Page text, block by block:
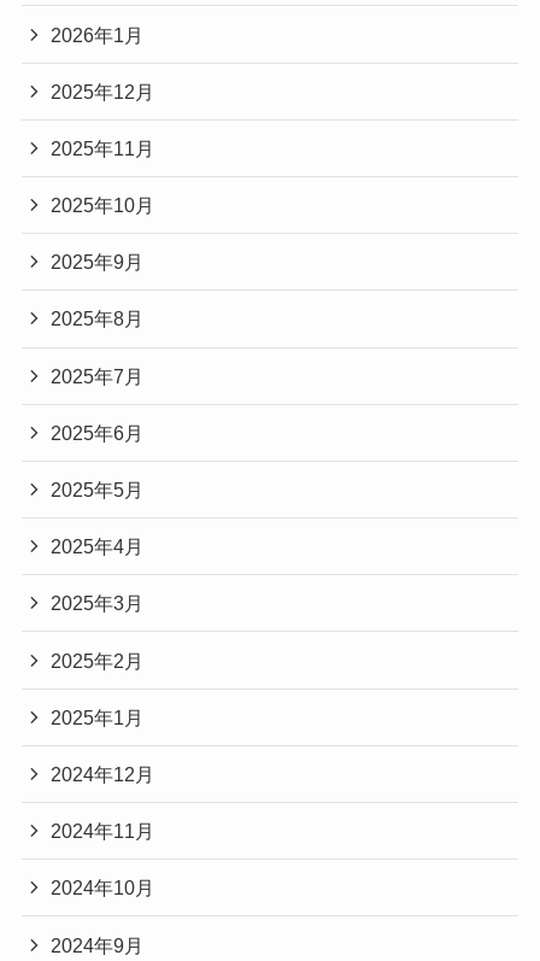
2026年1月
2025年12月
2025年11月
2025年10月
2025年9月
2025年8月
2025年7月
2025年6月
2025年5月
2025年4月
2025年3月
2025年2月
2025年1月
2024年12月
2024年11月
2024年10月
2024年9月